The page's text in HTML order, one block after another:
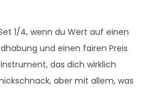
1/4, wenn du Wert auf einen
und einen fairen Preis
das dich wirklich
aber mit allem, was